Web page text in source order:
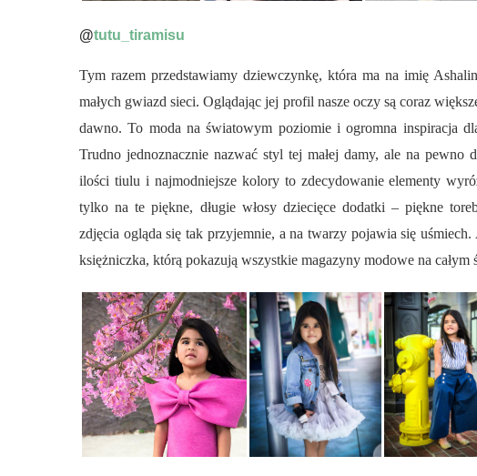
@tutu_tiramisu
Tym razem przedstawiamy dziewczynkę, która ma na imię
małych gwiazd sieci. Oglądając jej profil nasze oczy są coraz
dawno. To moda na światowym poziomie i ogromna inspiracja
Trudno jednoznacznie nazwać styl tej małej damy, ale na
ilości tiulu i najmodniejsze kolory to zdecydowanie elementy
tylko na te piękne, długie włosy dziecięce dodatki – piękne
zdjęcia ogląda się tak przyjemnie, a na twarzy pojawia się
księżniczka, którą pokazują wszystkie magazyny modowe na